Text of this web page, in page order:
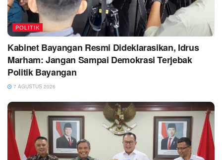
POLITIK
Kabinet Bayangan Resmi Dideklarasikan, Idrus
Marham: Jangan Sampai Demokrasi Terjebak
Politik Bayangan
7 AGUSTUS 2026